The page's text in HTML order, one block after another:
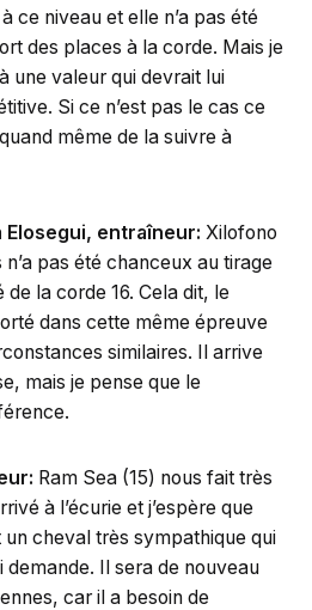
ce niveau et elle n’a pas été
des places à la corde. Mais je
une valeur qui devrait lui
Si ce n’est pas le cas ce
même de la suivre à
entraîneur: Xilofono
pas été chanceux au tirage
de la corde 16. Cela dit, le
dans cette même épreuve
similaires. Il arrive
mais je pense que le
Ram Sea (15) nous fait très
à l’écurie et j’espère que
un cheval très sympathique qui
demande. Il sera de nouveau
car il a besoin de